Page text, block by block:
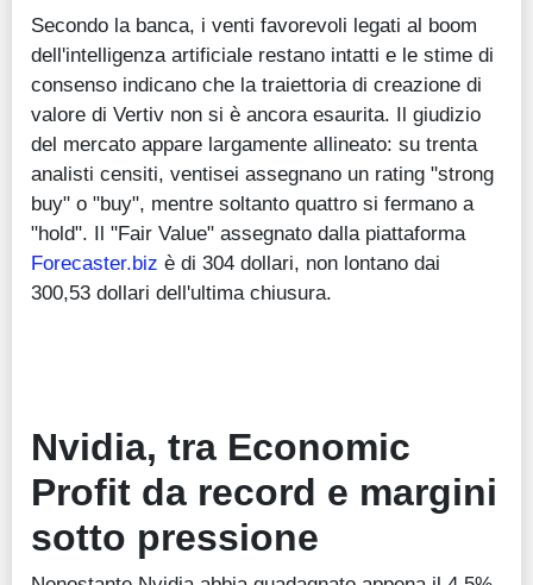
Secondo la banca, i venti favorevoli legati al boom
dell'intelligenza artificiale restano intatti e le stime di
consenso indicano che la traiettoria di creazione di
valore di Vertiv non si è ancora esaurita. Il giudizio
del mercato appare largamente allineato: su trenta
analisti censiti, ventisei assegnano un rating "strong
buy" o "buy", mentre soltanto quattro si fermano a
"hold". Il "Fair Value" assegnato dalla piattaforma
Forecaster.biz è di 304 dollari, non lontano dai
300,53 dollari dell'ultima chiusura.
Nvidia, tra Economic
Profit da record e margini
sotto pressione